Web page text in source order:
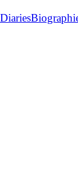
Diaries